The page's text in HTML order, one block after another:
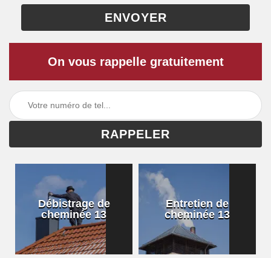
On vous rappelle gratuitement
Débistrage de
cheminée 13
Entretien de
cheminée 13